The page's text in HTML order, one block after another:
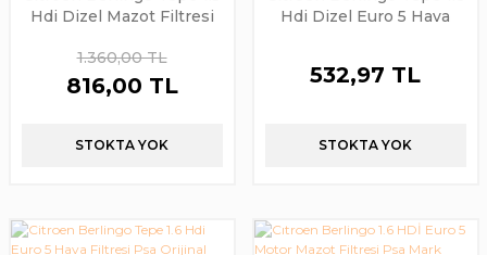
Hdi Dizel Mazot Filtresi
1.360,00 TL
816,00 TL
STOKTA YOK
Hdi Dizel Euro 5 Hava
532,97 TL
STOKTA YOK